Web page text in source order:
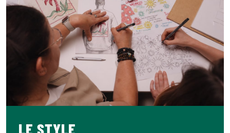
LE STYLE